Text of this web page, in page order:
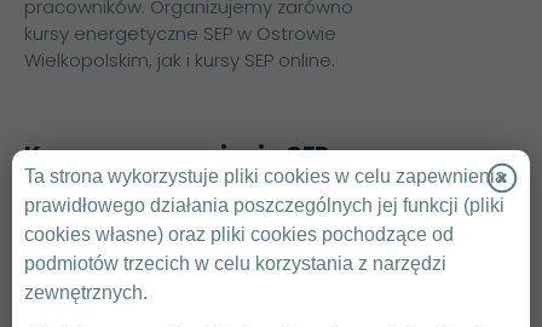
pracowników. Organizujemy zarówno
kursy energetyczne SEP w Ostrowie
Wielkopolskim, jak i kursy SEP online.
Kurs na uprawnienia SEP
G1
Szkolenia energetyczne SEP w
Ostrowie Wielkopolskim są
skierowane do osób zajmujących się
Ta strona wykorzystuje pliki cookies w celu zapewnienia
prawidłowego działania poszczególnych jej funkcji (pliki
cookies własne) oraz pliki cookies pochodzące od
podmiotów trzecich w celu korzystania z narzędzi
zewnętrznych.